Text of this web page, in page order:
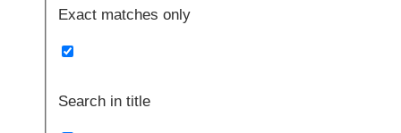
Exact matches only
Search in title